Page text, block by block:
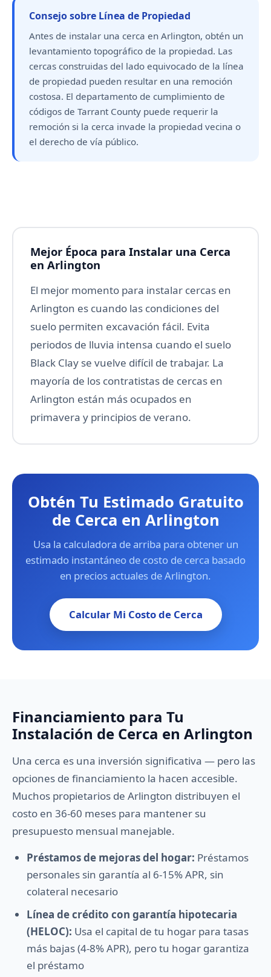
Consejo sobre Línea de Propiedad
Antes de instalar una cerca en Arlington, obtén un
levantamiento topográfico de la propiedad. Las
cercas construidas del lado equivocado de la línea
de propiedad pueden resultar en una remoción
costosa. El departamento de cumplimiento de
códigos de Tarrant County puede requerir la
remoción si la cerca invade la propiedad vecina o
el derecho de vía público.
Mejor Época para Instalar una Cerca
en Arlington
El mejor momento para instalar cercas en
Arlington es cuando las condiciones del
suelo permiten excavación fácil. Evita
periodos de lluvia intensa cuando el suelo
Black Clay se vuelve difícil de trabajar. La
mayoría de los contratistas de cercas en
Arlington están más ocupados en
primavera y principios de verano.
Obtén Tu Estimado Gratuito
de Cerca en Arlington
Usa la calculadora de arriba para obtener un
estimado instantáneo de costo de cerca basado
en precios actuales de Arlington.
Calcular Mi Costo de Cerca
Financiamiento para Tu
Instalación de Cerca en Arlington
Una cerca es una inversión significativa — pero las
opciones de financiamiento la hacen accesible.
Muchos propietarios de Arlington distribuyen el
costo en 36-60 meses para mantener su
presupuesto mensual manejable.
Préstamos de mejoras del hogar: Préstamos
personales sin garantía al 6-15% APR, sin
colateral necesario
Línea de crédito con garantía hipotecaria
(HELOC): Usa el capital de tu hogar para tasas
más bajas (4-8% APR), pero tu hogar garantiza
el préstamo